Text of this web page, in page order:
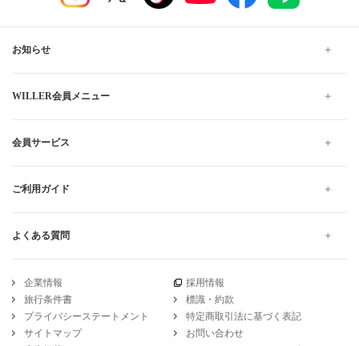
お知らせ
WILLER会員メニュー
会員サービス
ご利用ガイド
よくある質問
企業情報
採用情報
旅行条件書
標識・約款
プライバシーステートメント
特定商取引法に基づく表記
サイトマップ
お問い合わせ